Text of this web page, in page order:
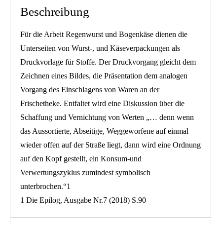
Beschreibung
Für die Arbeit Regenwurst und Bogenkäse dienen die
Unterseiten von Wurst-, und Käseverpackungen als
Druckvorlage für Stoffe. Der Druckvorgang gleicht dem
Zeichnen eines Bildes, die Präsentation dem analogen
Vorgang des Einschlagens von Waren an der
Frischetheke. Entfaltet wird eine Diskussion über die
Schaffung und Vernichtung von Werten „… denn wenn
das Aussortierte, Abseitige, Weggeworfene auf einmal
wieder offen auf der Straße liegt, dann wird eine Ordnung
auf den Kopf gestellt, ein Konsum-und
Verwertungszyklus zumindest symbolisch
unterbrochen.“1
1 Die Epilog, Ausgabe Nr.7 (2018) S.90